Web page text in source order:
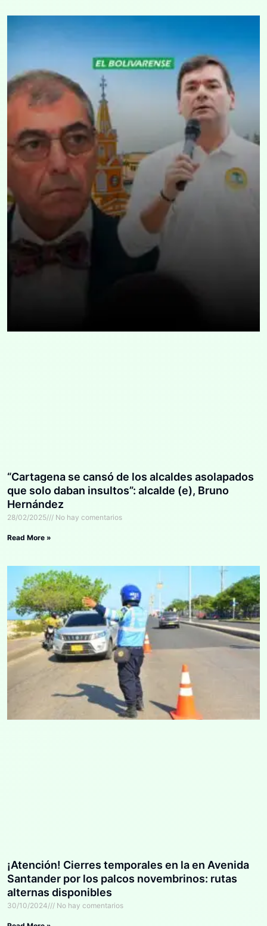
“Cartagena se cansó de los alcaldes asolapados
que solo daban insultos”: alcalde (e), Bruno
Hernández
28/02/2025 No hay comentarios
Read More »
¡Atención! Cierres temporales en la en Avenida
Santander por los palcos novembrinos: rutas
alternas disponibles
30/10/2024 No hay comentarios